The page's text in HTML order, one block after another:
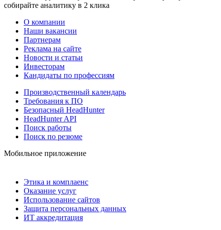
собирайте аналитику в 2 клика
О компании
Наши вакансии
Партнерам
Реклама на сайте
Новости и статьи
Инвесторам
Кандидаты по профессиям
Производственный календарь
Требования к ПО
Безопасный HeadHunter
HeadHunter API
Поиск работы
Поиск по резюме
Мобильное приложение
Этика и комплаенс
Оказание услуг
Использование сайтов
Защита персональных данных
ИТ аккредитация